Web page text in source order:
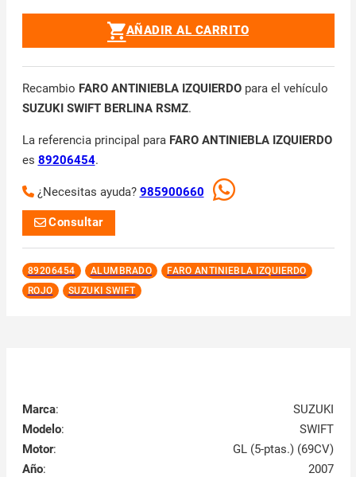
AÑADIR AL CARRITO
Recambio FARO ANTINIEBLA IZQUIERDOpara el vehículo
SUZUKI SWIFT BERLINA RSMZ.
La referencia principal para FARO ANTINIEBLA IZQUIERDO
es 89206454.
¿Necesitas ayuda? 985900660
Consultar
89206454 ALUMBRADO
FARO ANTINIEBLA IZQUIERDO
ROJO
SUZUKI SWIFT
Marca:
SUZUKI
Modelo:
SWIFT
Motor:
GL (5-ptas.) (69CV)
Año: 2007